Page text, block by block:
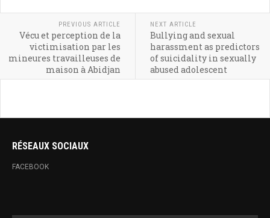
PREVIOUS ARTICLE
Vécu et perception de la
victimisation par les
mineures travailleuses de
maison à Abidjan
NEXT ARTICLE
Bullying and sexual
harassment as predictors
of suicidality in sexually
abused adolescent
RÉSEAUX SOCIAUX
FACEBOOK